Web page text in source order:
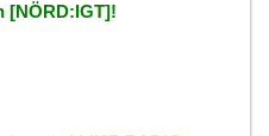
[NÖRD:IGT]!